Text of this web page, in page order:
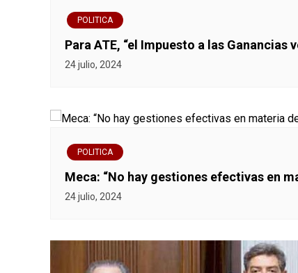
d
a
POLITICA
Para ATE, “el Impuesto a las
24 julio, 2024
POLITICA
Meca: “No hay gestiones efectivas en
24 julio, 2024